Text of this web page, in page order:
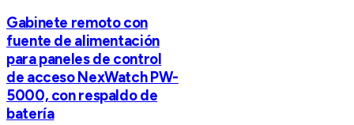
Gabinete remoto con
fuente de alimentación
para paneles de control
de acceso NexWatch PW-
5000, con respaldo de
batería